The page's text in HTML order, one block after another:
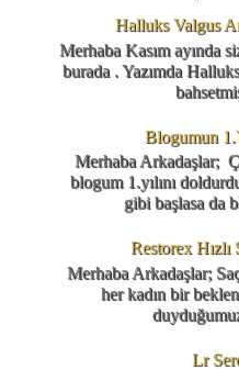
Halluks Valgus
Merhaba Kasım ayında
burada . Yazımda
Blogumun
Merhaba Arkadaşlar;
blogum 1.yılını
gibi başlasa da
Restorex Hızlı
Merhaba Arkadaşlar;
her kadın bir
Lr